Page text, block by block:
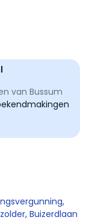
van Bussum
Buizerdlaan